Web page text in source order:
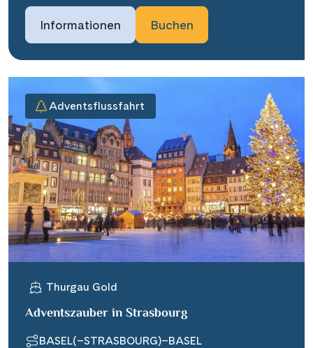
Informationen Buchen
Adventsflussfahrt
Thurgau Gold
Adventszauber in Strasbourg
BASEL(–STRASBOURG)–BASEL